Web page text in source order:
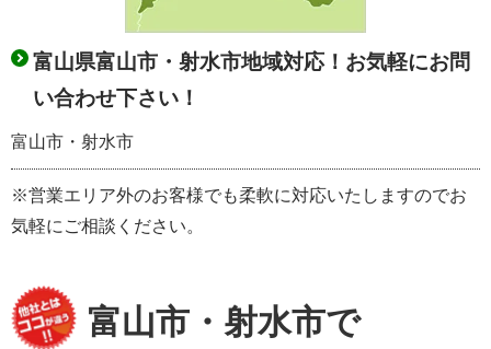
富山県富山市・射水市地域対応！お気軽にお問
い合わせ下さい！
富山市・射水市
※営業エリア外のお客様でも柔軟に対応いたしますのでお
気軽にご相談ください。
富山市・射水市で